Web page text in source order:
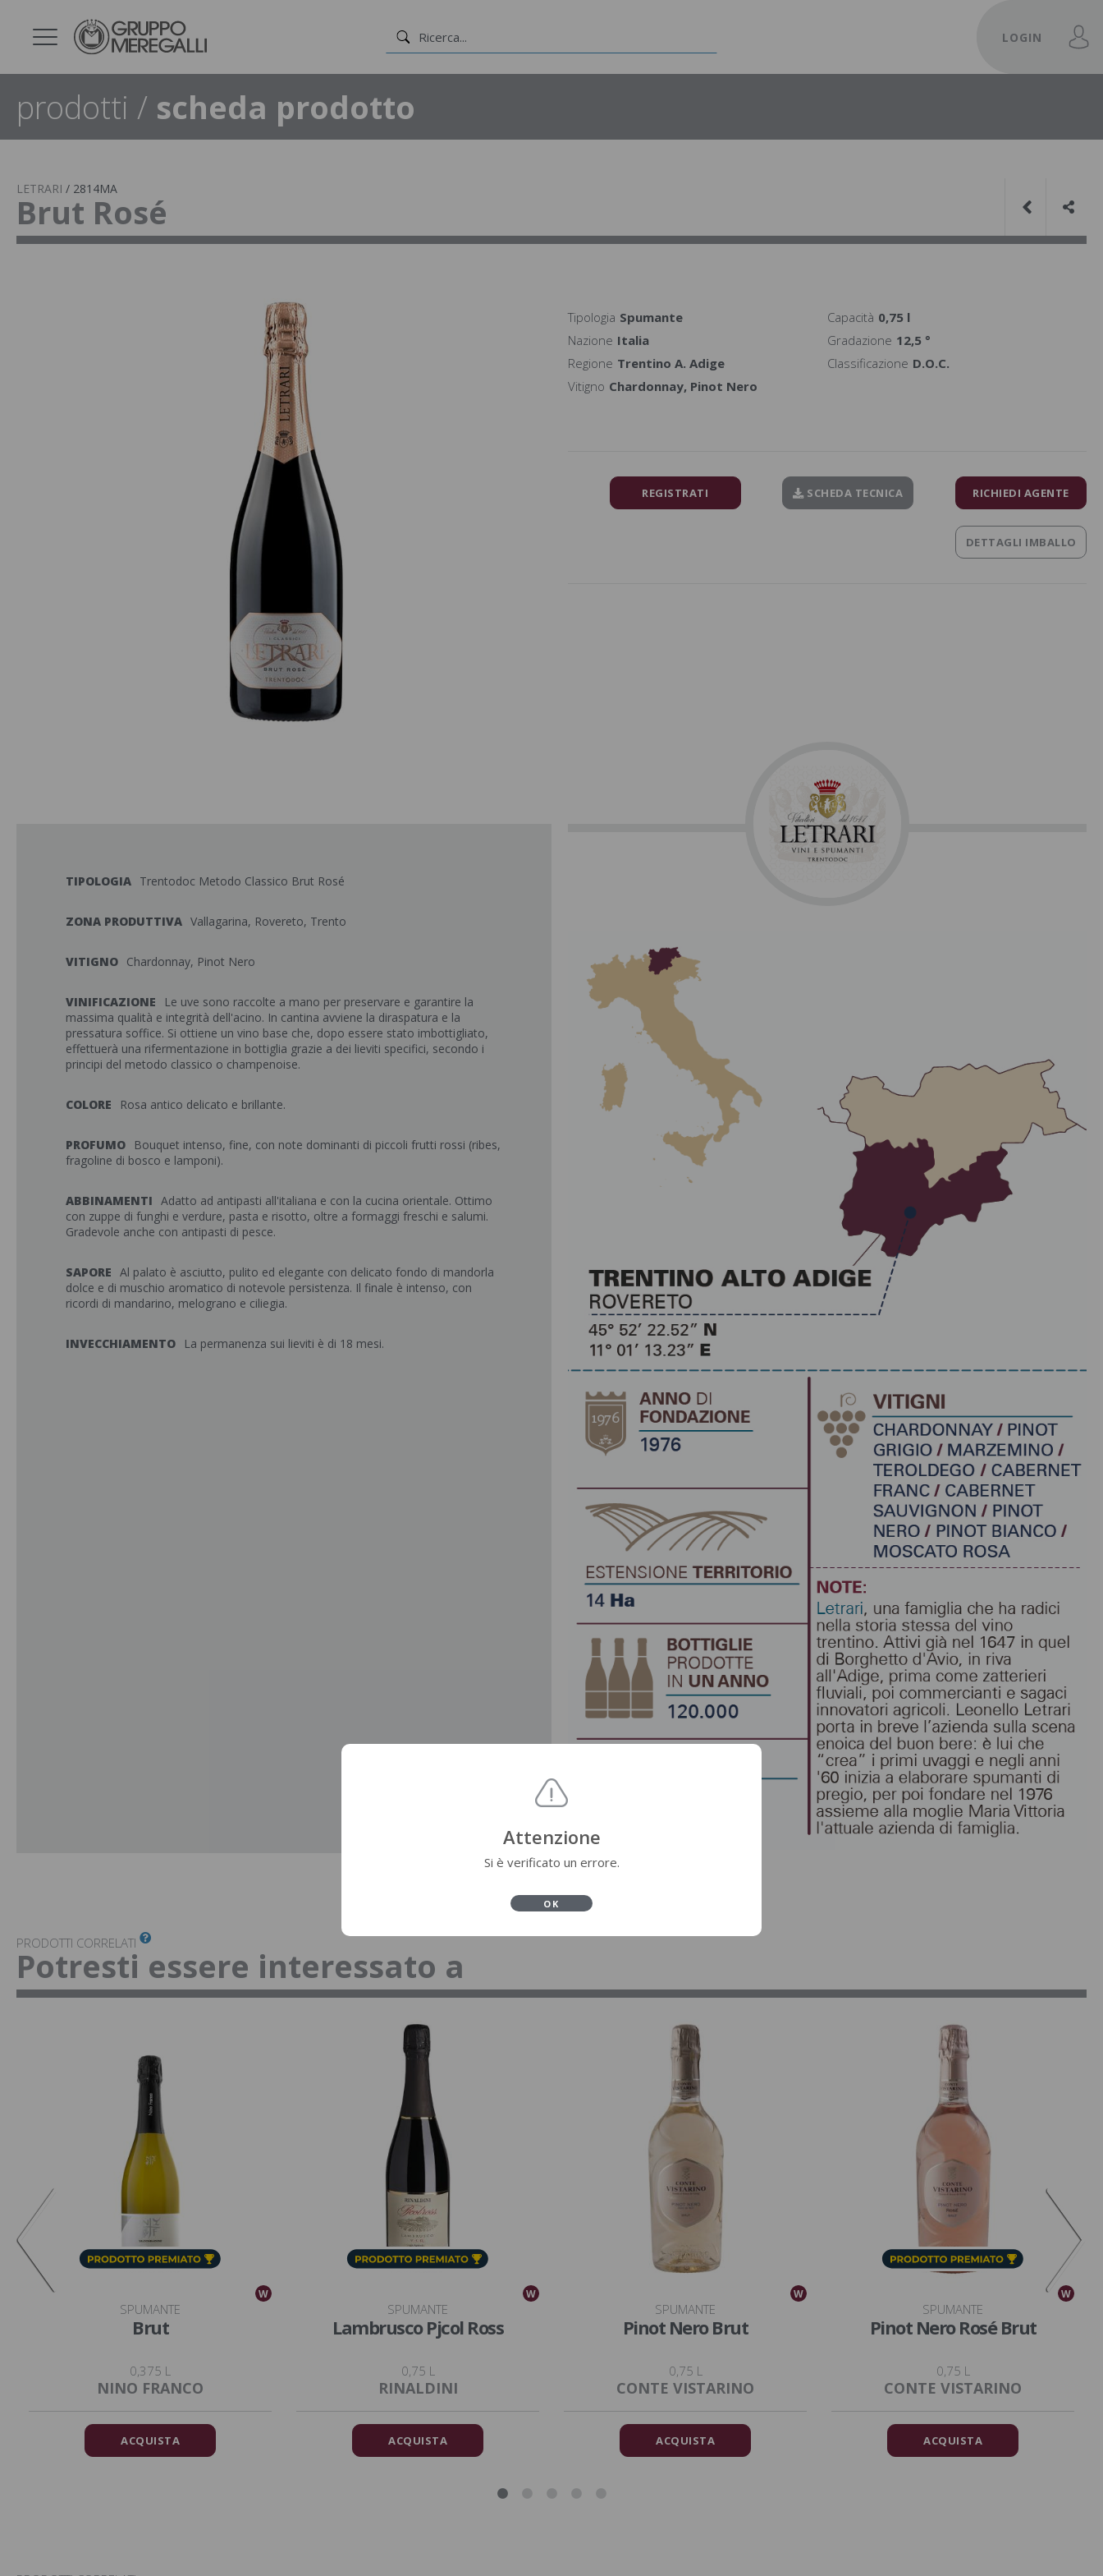
LOGIN
prodotti / scheda prodotto
LETRARI / 2814MA
Brut Rosé
Tipologia Spumante Capacità 0,75 l
Nazione Italia Gradazione 12,5 °
Regione Trentino A. Adige Classificazione D.O.C.
Vitigno Chardonnay, Pinot Nero
REGISTRATI SCHEDA TECNICA RICHIEDI AGENTE
DETTAGLI IMBALLO
TIPOLOGIA Trentodoc Metodo Classico Brut Rosé
ZONA PRODUTTIVA Vallagarina, Rovereto, Trento
VITIGNO Chardonnay, Pinot Nero
VINIFICAZIONE
Le uve sono raccolte a mano per preservare e garantire la
massima qualità e integrità dell'acino. In cantina avviene la diraspatura e la
pressatura soffice. Si ottiene un vino base che, dopo essere stato imbottigliato,
effettuerà una rifermentazione in bottiglia grazie a dei lieviti specifici, secondo i
principi del metodo classico o champenoise.
COLORE Rosa antico delicato e brillante.
PROFUMO
Bouquet intenso, fine, con note dominanti di piccoli frutti rossi (ribes,
fragoline di bosco e lamponi).
ABBINAMENTI Adatto ad antipasti all'italiana e con la cucina orientale. Ottimo
con zuppe di funghi e verdure, pasta e risotto, oltre a formaggi freschi e salumi.
Gradevole anche con antipasti di pesce.
SAPORE Al palato è asciutto, pulito ed elegante con delicato fondo di mandorla
dolce e di muschio aromatico di notevole persistenza. Il finale è intenso, con
ricordi di mandarino, melograno e ciliegia.
INVECCHIAMENTO La permanenza sui lieviti è di 18 mesi.
PRODOTTI CORRELATI
Potresti essere interessato a
W
SPUMANTE
Brut
0,375 L
NINO FRANCO
ACQUISTA
W
SPUMANTE
Lambrusco Pjcol Ross
0,75 L
RINALDINI
ACQUISTA
W
SPUMANTE
Pinot Nero Brut
0,75 L
CONTE VISTARINO
ACQUISTA
W
SPUMANTE
Pinot Nero Rosé Brut
0,75 L
CONTE VISTARINO
ACQUISTA
Attenzione
Si è verificato un errore.
OK